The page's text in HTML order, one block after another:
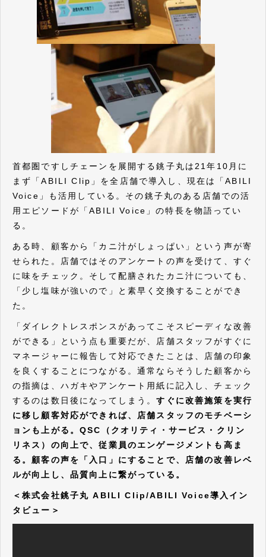
首都圏ですしチェーンを展開する銚子丸は21年10月に
まず「ABILI Clip」を全店舗で導入し、現在は「ABILI
Voice」も活用している。その銚子丸のある店舗での活
用エピソードが「ABILI Voice」の特長を物語ってい
る。
ある時、顧客から「カニ汁がしょっぱい」という声が寄
せられた。店舗ではそのアンケートの声を受けて、すぐ
に味をチェック。そして配膳されたカニ汁についても、
「少し塩味が強いので」と素早く交換することができ
た。
「ダイレクトレスポンスがあってこそスピーディな改善
ができる」という点も重要だが、店舗スタッフがすぐに
マネージャーに報告して対応できたことは、店舗の印象
を良くすることにつながる。通常ならそうした顧客から
の指摘は、ハガキやアンケート用紙に記入し、チェック
するのは数日後になってしまう。すぐに改善施策を実行
に移し顧客対応ができれば、店舗スタッフのモチベーシ
ョンも上がる。QSC（クオリティ・サービス・クリン
リネス）の向上で、従業員のエンゲージメントも高ま
る。顧客の声を「入口」にすることで、店舗の改善レベ
ルが向上し、品質向上に繋がっている。
＜株式会社銚子丸 ABILI Clip/ABILI Voice導入イン
タビュー＞